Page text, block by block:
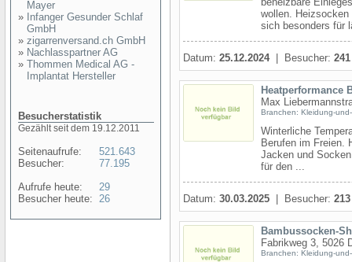
Mayer
» Infanger Gesunder Schlaf
GmbH
» zigarrenversand.ch GmbH
» Nachlasspartner AG
» Thommen Medical AG -
Implantat Hersteller
Besucherstatistik
Gezählt seit dem 19.12.2011
Seitenaufrufe:
Besucher:
Aufrufe heute:
Besucher heute:
521.643
77.195
29
26
wollen. Heizsocken
sich besonders für
Datum: 25.12.2024| Besucher: 241
Heatperformance
Max
Branchen: Kleidung-
Winterliche
Berufen im Freien.
Jacken und
für den ...
Datum: 30.03.2025 | Besucher: 213
Bambussocken-
Fabrikweg 3, 5026
Branchen: Kleidung-